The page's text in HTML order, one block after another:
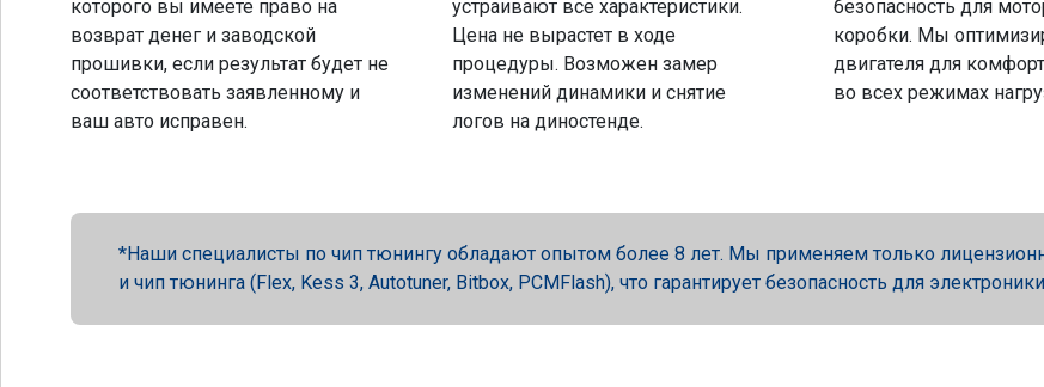
которого вы имеете право на
возврат денег и заводской
прошивки, если результат будет не
соответствовать заявленному и
ваш авто исправен.
устраивают все характеристики.
Цена не вырастет в ходе
процедуры. Возможен замер
изменений динамики и снятие
логов на диностенде.
безопасность для
коробки. Мы
двигателя для
во всех режимах
Наши специалисты по чип тюнингу обладают опытом более 8 лет. Мы применяем только
и чип тюнинга (Flex, Kess 3, Autotuner, Bitbox, PCMFlash), что гарантирует безопасность для